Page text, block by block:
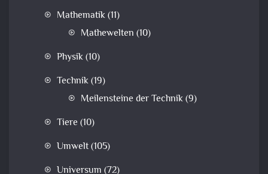
Mathematik(11)
Mathewelten (10)
Physik(10)
Technik(19)
Meilensteine der Technik(9)
Tiere (10)
Umwelt(105)
Universum (72)